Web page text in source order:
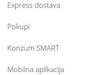
Express dostava
Pokupi
Konzum SMART
Mobilna aplikacija